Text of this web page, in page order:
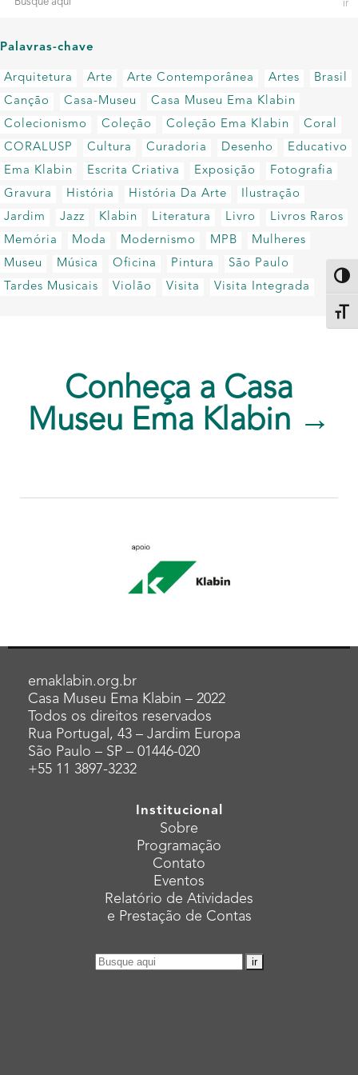
Palavras-chave
Arquitetura Arte Arte Contemporânea Artes
Brasil
Canção
Casa-Museu
Casa Museu Ema Klabin
Colecionismo
Coleção Coleção Ema Klabin
Coral
CORALUSP
Cultura Curadoria Desenho
Educativo
Ema Klabin
Escrita Criativa Exposição
Fotografia
Gravura
História História Da Arte
Ilustração
Jardim
Jazz Klabin Literatura Livro
Livros Raros
Memória
Moda Modernismo MPB
Mulheres
Museu
Música Oficina Pintura
São Paulo
Tardes Musicais
Violão Visita Visita Integrada
Conheça a Casa
Museu Ema Klabin →
emaklabin.org.br
Casa Museu Ema Klabin – 2022
Todos os direitos reservados
Rua Portugal, 43 – Jardim Europa
São Paulo – SP – 01446-020
+55 11 3897-3232
Institucional
Sobre
Programação
Contato
Eventos
Relatório de Atividades
e Prestação de Contas